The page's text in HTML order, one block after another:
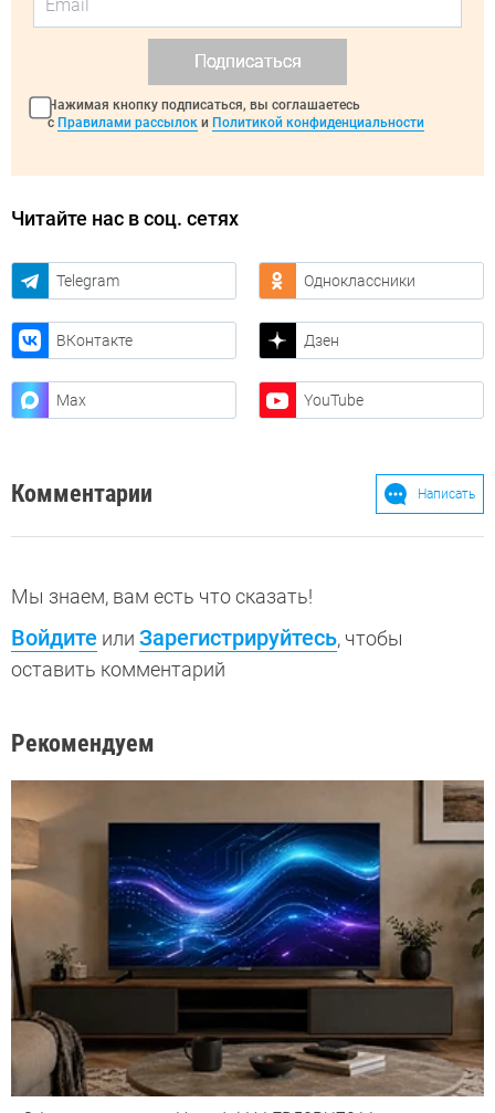
Подписаться
Нажимая кнопку подписаться, вы соглашаетесь
с Правилами рассылок и Политикой конфиденциальности
Читайте нас в соц. сетях
Telegram Одноклассники
ВКонтакте Дзен
Max YouTube
Комментарии Написать
Мы знаем, вам есть что сказать!
Войдите или Зарегистрируйтесь, чтобы
оставить комментарий
Рекомендуем